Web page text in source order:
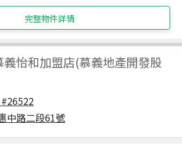
完整物件詳情
義怡和加盟店(慕義地產開發股
中路二段61號